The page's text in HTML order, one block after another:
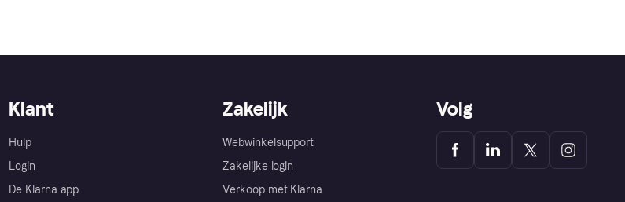
Klant
Hulp
Login
De Klarna app
Zakelijk
Webwinkelsupport
Zakelijke login
Verkoop met Klarna
Volg